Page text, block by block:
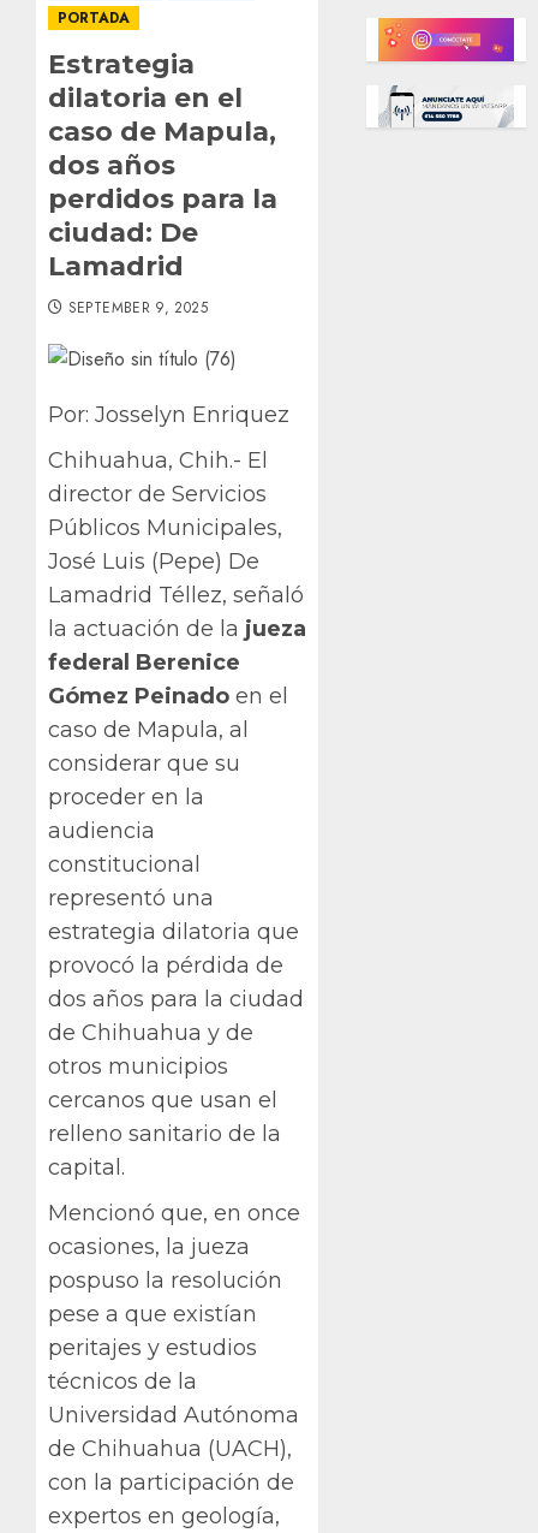
PORTADA
Estrategia
dilatoria en el
caso de Mapula,
dos años
perdidos para la
ciudad: De
Lamadrid
SEPTEMBER 9, 2025
Por: Josselyn Enriquez
Chihuahua, Chih.- El
director de Servicios
Públicos Municipales,
José Luis (Pepe) De
Lamadrid Téllez, señaló
la actuación de la jueza
federal Berenice
Gómez Peinado en el
caso de Mapula, al
considerar que su
proceder en la
audiencia
constitucional
representó una
estrategia dilatoria que
provocó la pérdida de
dos años para la ciudad
de Chihuahua y de
otros municipios
cercanos que usan el
relleno sanitario de la
capital.
Mencionó que, en once
ocasiones, la jueza
pospuso la resolución
pese a que existían
peritajes y estudios
técnicos de la
Universidad Autónoma
de Chihuahua (UACH),
con la participación de
expertos en geología,